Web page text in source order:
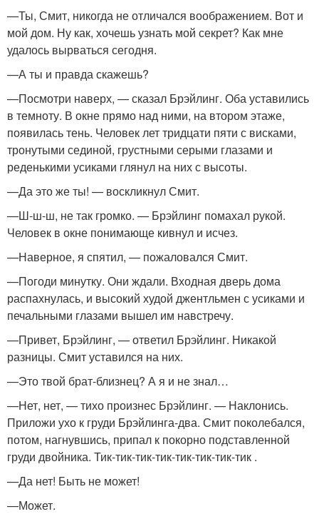
—Ты, Смит, никогда не отличался воображением. Вот и
мой дом. Ну как, хочешь узнать мой секрет? Как мне
удалось вырваться сегодня.
—А ты и правда скажешь?
—Посмотри наверх, — сказал Брэйлинг. Оба уставились
в темноту. В окне прямо над ними, на втором этаже,
появилась тень. Человек лет тридцати пяти с висками,
тронутыми сединой, грустными серыми глазами и
реденькими усиками глянул на них с высоты.
—Да это же ты! — воскликнул Смит.
—Ш-ш-ш, не так громко. — Брэйлинг помахал рукой.
Человек в окне понимающе кивнул и исчез.
—Наверное, я спятил, — пожаловался Смит.
—Погоди минутку. Они ждали. Входная дверь дома
распахнулась, и высокий худой джентльмен с усиками и
печальными глазами вышел им навстречу.
—Привет, Брэйлинг, — ответил Брэйлинг. Никакой
разницы. Смит уставился на них.
—Это твой брат-близнец? А я и не знал…
—Нет, нет, — тихо произнес Брэйлинг. — Наклонись.
Приложи ухо к груди Брэйлинга-два. Смит поколебался,
потом, нагнувшись, припал к покорно подставленной
груди двойника. Тик-тик-тик-тик-тик-тик-тик-тик .
—Да нет! Быть не может!
—Может.